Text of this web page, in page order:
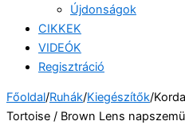
Újdonságok
CIKKEK
VIDEÓK
Regisztráció
Főoldal/Ruhák/Kiegészítők/
Tortoise / Brown Lens